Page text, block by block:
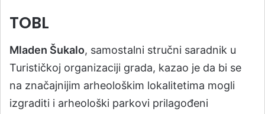
TOBL
Mladen Šukalo, samostalni stručni saradnik u
Turističkoj organizaciji grada, kazao je da bi se
na značajnijim arheološkim lokalitetima mogli
izgraditi i arheološki parkovi prilagođeni